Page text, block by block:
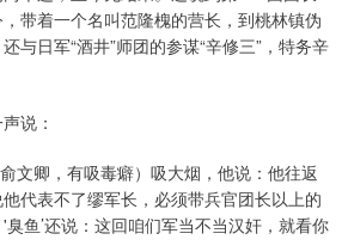
带着一个名叫范隆槐的营长，到桃林镇伪
与日军“酒井”师团的参谋“辛修三”，特务辛
说：
文卿，有吸毒癖）吸大烟，他说：他往返
代表不了缪军长，必须带兵官团长以上的
鱼’还说：这回咱们军当不当汉奸，就看你